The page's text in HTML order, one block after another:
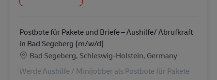
Postbote für Pakete und Briefe – Aushilfe/ Abrufkraft
in Bad Segeberg (m/w/d)
Location
Bad Segeberg, Schleswig-Holstein, Germany
Werde Aushilfe / Minijobber als Postbote für Pakete